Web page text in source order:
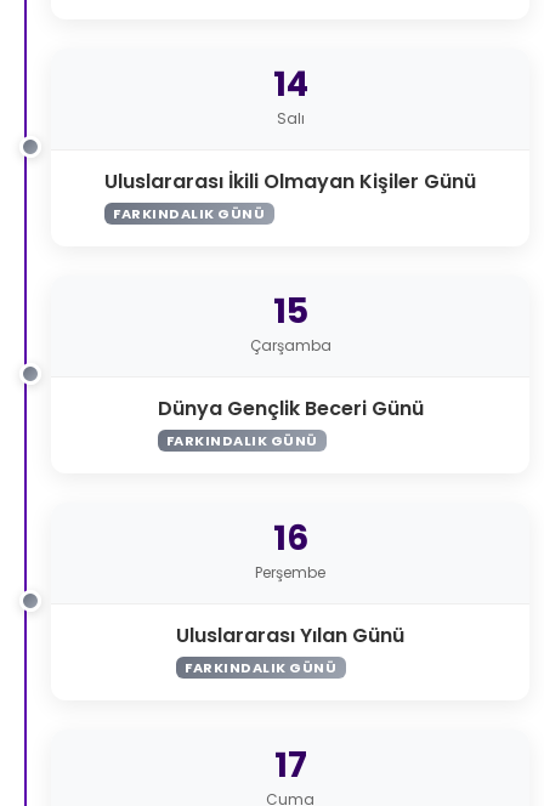
14
Salı
Uluslararası İkili Olmayan Kişiler Günü
FARKINDALIK GÜNÜ
15
Çarşamba
Dünya Gençlik Beceri Günü
FARKINDALIK GÜNÜ
16
Perşembe
Uluslararası Yılan Günü
FARKINDALIK GÜNÜ
17
Cuma